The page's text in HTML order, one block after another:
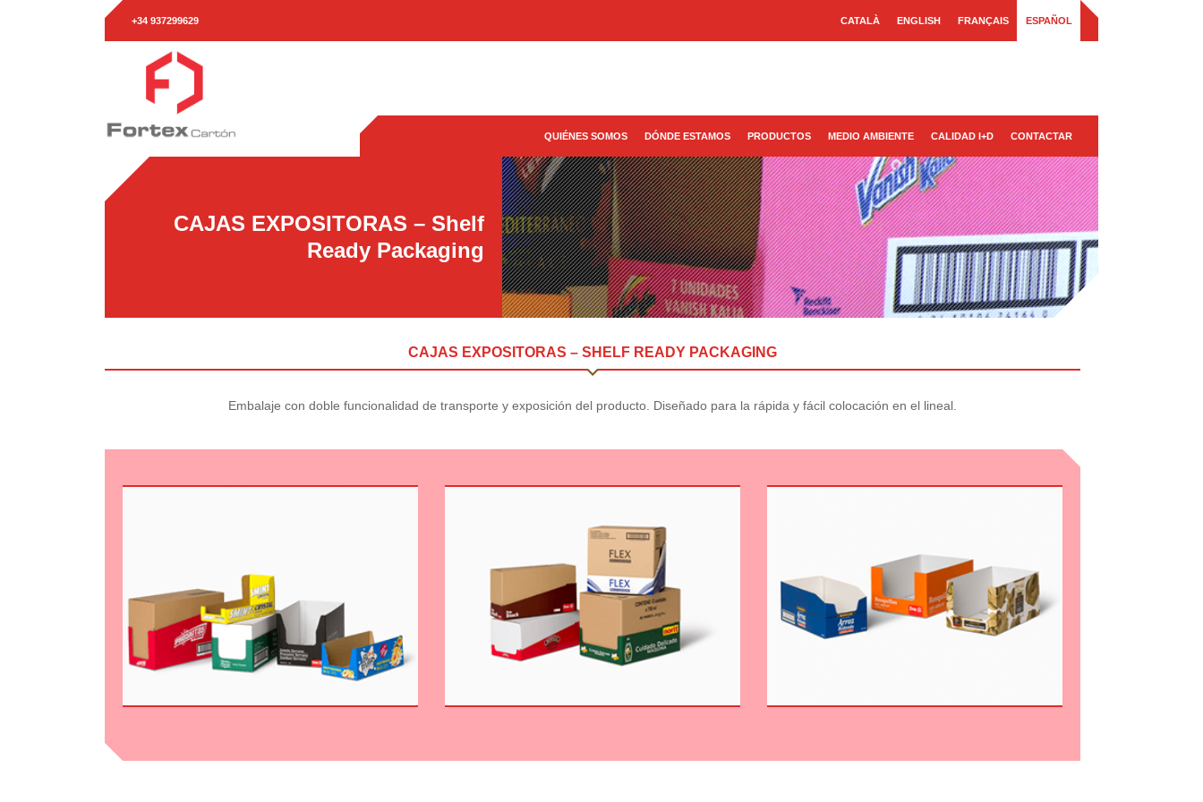
+34 937299629 CATALÀ ENGLISH FRANÇAIS ESPAÑOL
QUIÉNES SOMOS DÓNDE ESTAMOS PRODUCTOS MEDIO AMBIENTE CALIDAD I+D CONTACTAR
CAJAS EXPOSITORAS – Shelf
Ready Packaging
CAJAS EXPOSITORAS – SHELF READY PACKAGING
Embalaje con doble funcionalidad de transporte y exposición del producto. Diseñado para la rápida y fácil colocación en el lineal.